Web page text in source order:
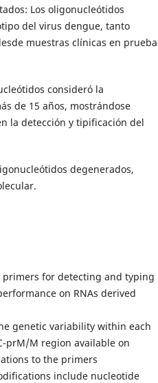
Los oligonucleótidos
del virus dengue, tanto
muestras clínicas en prueba
consideró la
de 15 años, mostrándose
la detección y tipificación del
degenerados,
primers for detecting and typing
on RNAs derived
genetic variability within each
prM/M region available on
to the primers
include nucleotide